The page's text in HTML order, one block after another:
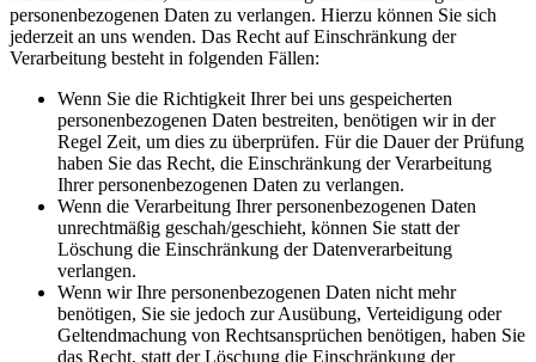
personenbezogenen Daten zu verlangen. Hierzu können Sie sich
jederzeit an uns wenden. Das Recht auf Einschränkung der
Verarbeitung besteht in folgenden Fällen:
Wenn Sie die Richtigkeit Ihrer bei uns gespeicherten
personenbezogenen Daten bestreiten, benötigen wir in der
Regel Zeit, um dies zu überprüfen. Für die Dauer der Prüfung
haben Sie das Recht, die Einschränkung der Verarbeitung
Ihrer personenbezogenen Daten zu verlangen.
Wenn die Verarbeitung Ihrer personenbezogenen Daten
unrechtmäßig geschah/geschieht, können Sie statt der
Löschung die Einschränkung der Datenverarbeitung
verlangen.
Wenn wir Ihre personenbezogenen Daten nicht mehr
benötigen, Sie sie jedoch zur Ausübung, Verteidigung oder
Geltendmachung von Rechtsansprüchen benötigen, haben Sie
das Recht, statt der Löschung die Einschränkung der